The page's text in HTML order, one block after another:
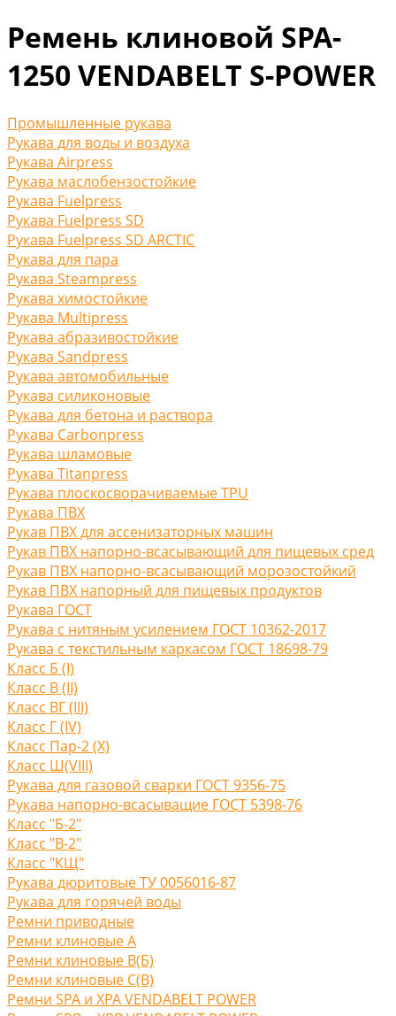
Ремень клиновой SPA-
1250 VENDABELT S-POWER
Промышленные рукава
Рукава для воды и воздуха
Рукава Airpress
Рукава маслобензостойкие
Рукава Fuelpress
Рукава Fuelpress SD
Рукава Fuelpress SD ARCTIC
Рукава для пара
Рукава Steampress
Рукава химостойкие
Рукава Multipress
Рукава абразивостойкие
Рукава Sandpress
Рукава автомобильные
Рукава силиконовые
Рукава для бетона и раствора
Рукава Carbonpress
Рукава шламовые
Рукава Titanpress
Рукава плоскосворачиваемые TPU
Рукава ПВХ
Рукав ПВХ для ассенизаторных машин
Рукав ПВХ напорно-всасывающий для пищевых сред
Рукав ПВХ напорно-всасывающий морозостойкий
Рукав ПВХ напорный для пищевых продуктов
Рукава ГОСТ
Рукава с нитяным усилением ГОСТ 10362-2017
Рукава с текстильным каркасом ГОСТ 18698-79
Класс Б (I)
Класс В (II)
Класс ВГ (III)
Класс Г (IV)
Класс Пар-2 (X)
Класс Ш(VIII)
Рукава для газовой сварки ГОСТ 9356-75
Рукава напорно-всасыващие ГОСТ 5398-76
Класс "Б-2"
Класс "В-2"
Класс "КЩ"
Рукава дюритовые ТУ 0056016-87
Рукава для горячей воды
Ремни приводные
Ремни клиновые A
Ремни клиновые В(Б)
Ремни клиновые С(B)
Ремни SPA и XPA VENDABELT POWER